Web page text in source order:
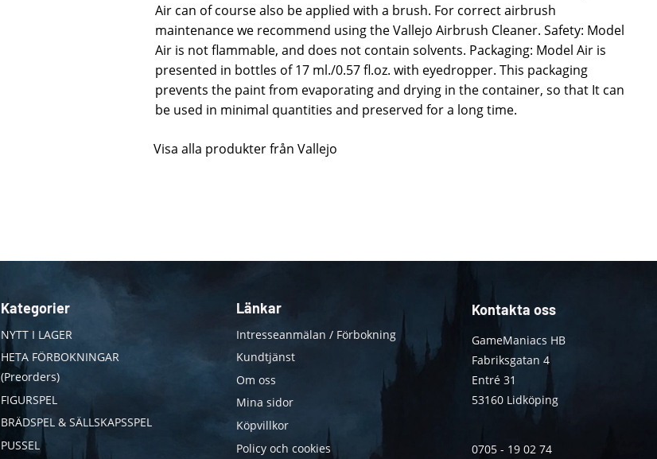
Air can of course also be applied with a brush. For correct airbrush
maintenance we recommend using the Vallejo Airbrush Cleaner. Safety: Model
Air is not flammable, and does not contain solvents. Packaging: Model Air is
presented in bottles of 17 ml./0.57 fl.oz. with eyedropper. This packaging
prevents the paint from evaporating and drying in the container, so that It can
be used in minimal quantities and preserved for a long time.
Visa alla produkter från Vallejo
Kategorier
NYTT I LAGER
HETA FÖRBOKNINGAR
(Preorders)
FIGURSPEL
BRÄDSPEL & SÄLLSKAPSSPEL
PUSSEL
Länkar
Intresseanmälan / Förbokning
Kundtjänst
Om oss
Mina sidor
Köpvillkor
Policy och cookies
Kontakta oss
GameManiacs HB
Fabriksgatan 4
Entré 31
53160 Lidköping
0705 - 19 02 74